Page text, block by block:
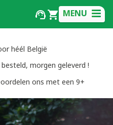
MENU
héél België
morgen geleverd !
ons met een 9+